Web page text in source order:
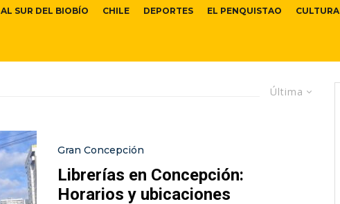
AL SUR DEL BIOBÍO CHILE DEPORTES EL PENQUISTAO CULTURA
Última
Gran Concepción
Librerías en Concepción:
Horarios y ubicaciones